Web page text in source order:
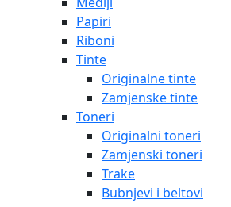
Papiri
Riboni
Tinte
Originalne tinte
Zamjenske tinte
Toneri
Originalni toneri
Zamjenski toneri
Trake
Bubnjevi i beltovi